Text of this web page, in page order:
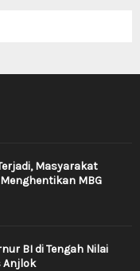
Masyarakat
MBG
BI di Tengah Nilai
Anjlok